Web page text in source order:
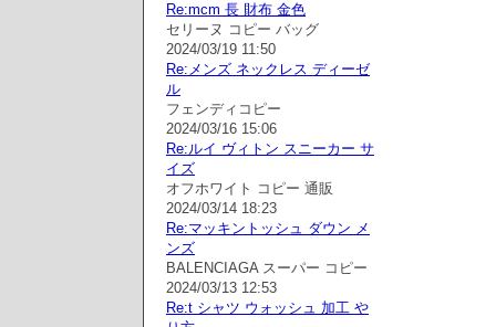
Re:mcm 長 財布 金色
セリーヌ コピー バッグ
2024/03/19 11:50
Re:メンズ ネックレス ディーゼ
ル
フェンディコピー
2024/03/16 15:06
Re:ルイ ヴィトン スニーカー サ
イズ
オフホワイト コピー 通販
2024/03/14 18:23
Re:マッキントッシュ ダウン メ
ンズ
BALENCIAGA スーパー コピー
2024/03/13 12:53
Re:t シャツ ウォッシュ 加工 や